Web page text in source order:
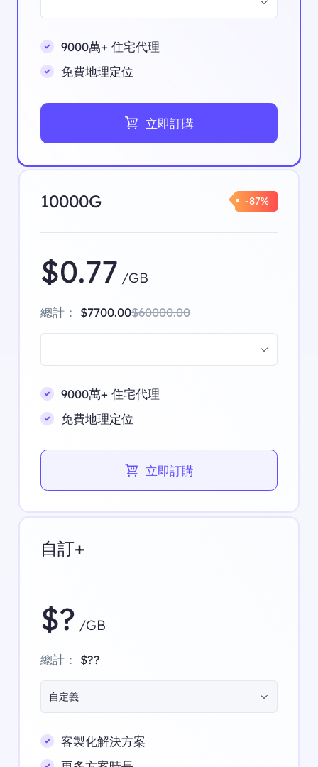
9000萬+ 住宅代理
免費地理定位
立即訂購
10000G -87%
$0.77 /GB
總計： $7700.00$60000.00
9000萬+ 住宅代理
免費地理定位
立即訂購
自訂+
$? /GB
總計： $??
自定義
客製化解決方案